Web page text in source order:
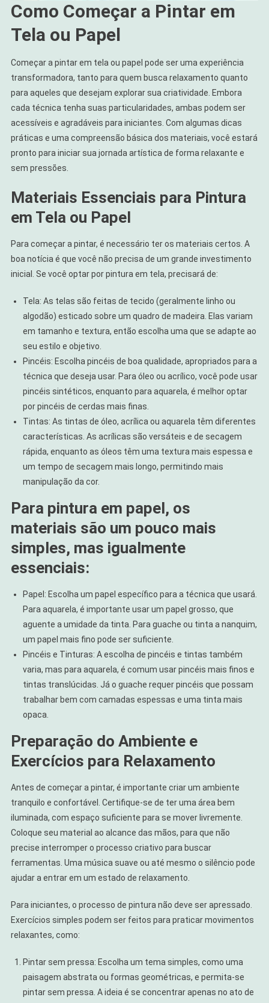
Como Começar a Pintar em
Tela ou Papel
Começar a pintar em tela ou papel pode ser uma experiência
transformadora, tanto para quem busca relaxamento quanto
para aqueles que desejam explorar sua criatividade. Embora
cada técnica tenha suas particularidades, ambas podem ser
acessíveis e agradáveis para iniciantes. Com algumas dicas
práticas e uma compreensão básica dos materiais, você estará
pronto para iniciar sua jornada artística de forma relaxante e
sem pressões.
Materiais Essenciais para Pintura
em Tela ou Papel
Para começar a pintar, é necessário ter os materiais certos. A
boa notícia é que você não precisa de um grande investimento
inicial. Se você optar por pintura em tela, precisará de:
Tela: As telas são feitas de tecido (geralmente linho ou
algodão) esticado sobre um quadro de madeira. Elas variam
em tamanho e textura, então escolha uma que se adapte ao
seu estilo e objetivo.
Pincéis: Escolha pincéis de boa qualidade, apropriados para a
técnica que deseja usar. Para óleo ou acrílico, você pode usar
pincéis sintéticos, enquanto para aquarela, é melhor optar
por pincéis de cerdas mais finas.
Tintas: As tintas de óleo, acrílica ou aquarela têm diferentes
características. As acrílicas são versáteis e de secagem
rápida, enquanto as óleos têm uma textura mais espessa e
um tempo de secagem mais longo, permitindo mais
manipulação da cor.
Para pintura em papel, os
materiais são um pouco mais
simples, mas igualmente
essenciais:
Papel: Escolha um papel específico para a técnica que usará.
Para aquarela, é importante usar um papel grosso, que
aguente a umidade da tinta. Para guache ou tinta a nanquim,
um papel mais fino pode ser suficiente.
Pincéis e Tinturas: A escolha de pincéis e tintas também
varia, mas para aquarela, é comum usar pincéis mais finos e
tintas translúcidas. Já o guache requer pincéis que possam
trabalhar bem com camadas espessas e uma tinta mais
opaca.
Preparação do Ambiente e
Exercícios para Relaxamento
Antes de começar a pintar, é importante criar um ambiente
tranquilo e confortável. Certifique-se de ter uma área bem
iluminada, com espaço suficiente para se mover livremente.
Coloque seu material ao alcance das mãos, para que não
precise interromper o processo criativo para buscar
ferramentas. Uma música suave ou até mesmo o silêncio pode
ajudar a entrar em um estado de relaxamento.
Para iniciantes, o processo de pintura não deve ser apressado.
Exercícios simples podem ser feitos para praticar movimentos
relaxantes, como:
Pintar sem pressa: Escolha um tema simples, como uma
paisagem abstrata ou formas geométricas, e permita-se
pintar sem pressa. A ideia é se concentrar apenas no ato de